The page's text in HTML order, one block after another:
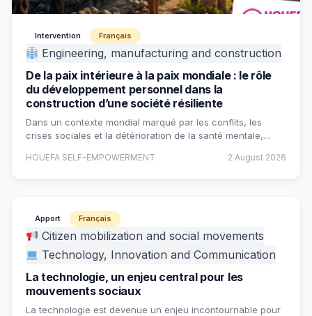
Intervention Français
Engineering, manufacturing and construction
De la paix intérieure à la paix mondiale : le rôle
du développement personnel dans la
construction d’une société résiliente
Dans un contexte mondial marqué par les conflits, les
crises sociales et la détérioration de la santé mentale,…
HOUEFA SELF-EMPOWERMENT 2 August 2026
Apport Français
Citizen mobilization and social movements
Technology, Innovation and Communication
La technologie, un enjeu central pour les
mouvements sociaux
La technologie est devenue un enjeu incontournable pour